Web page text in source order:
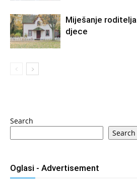
Miješanje
djece
Search
Search
Oglasi - Advertisement